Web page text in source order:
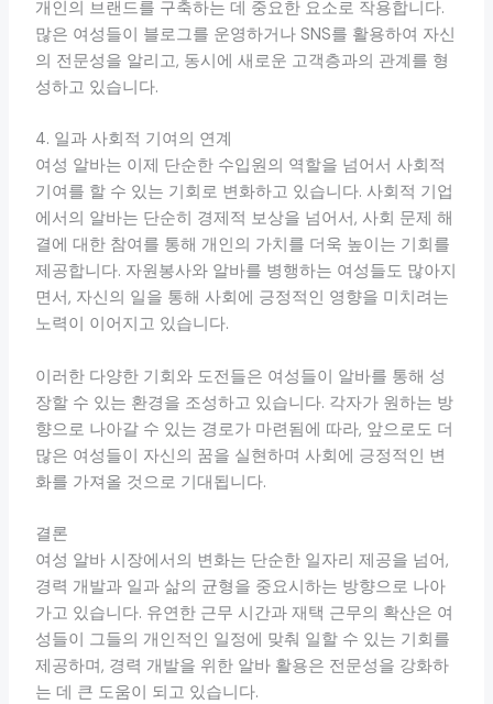
개인의 브랜드를 구축하는 데 중요한 요소로 작용합니다.
많은 여성들이 블로그를 운영하거나 SNS를 활용하여 자신
의 전문성을 알리고, 동시에 새로운 고객층과의 관계를 형
성하고 있습니다.
4. 일과 사회적 기여의 연계
여성 알바는 이제 단순한 수입원의 역할을 넘어서 사회적
기여를 할 수 있는 기회로 변화하고 있습니다. 사회적 기업
에서의 알바는 단순히 경제적 보상을 넘어서, 사회 문제 해
결에 대한 참여를 통해 개인의 가치를 더욱 높이는 기회를
제공합니다. 자원봉사와 알바를 병행하는 여성들도 많아지
면서, 자신의 일을 통해 사회에 긍정적인 영향을 미치려는
노력이 이어지고 있습니다.
이러한 다양한 기회와 도전들은 여성들이 알바를 통해 성
장할 수 있는 환경을 조성하고 있습니다. 각자가 원하는 방
향으로 나아갈 수 있는 경로가 마련됨에 따라, 앞으로도 더
많은 여성들이 자신의 꿈을 실현하며 사회에 긍정적인 변
화를 가져올 것으로 기대됩니다.
결론
여성 알바 시장에서의 변화는 단순한 일자리 제공을 넘어,
경력 개발과 일과 삶의 균형을 중요시하는 방향으로 나아
가고 있습니다. 유연한 근무 시간과 재택 근무의 확산은 여
성들이 그들의 개인적인 일정에 맞춰 일할 수 있는 기회를
제공하며, 경력 개발을 위한 알바 활용은 전문성을 강화하
는 데 큰 도움이 되고 있습니다.